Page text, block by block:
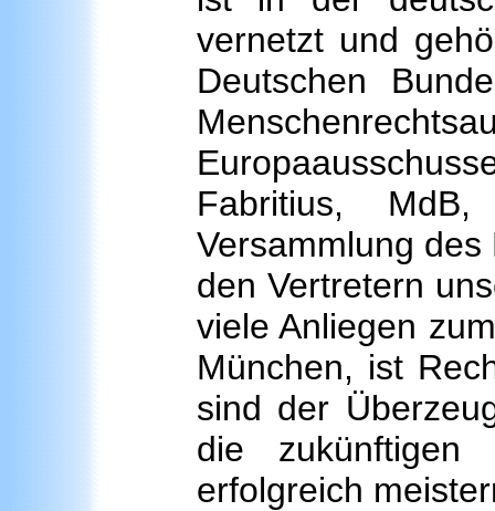
vernetzt und
Deutschen
Fabritius,
Versammlung
den Vertretern
viele Anliegen
München, ist
sind der
die zukünftigen
erfolgreich